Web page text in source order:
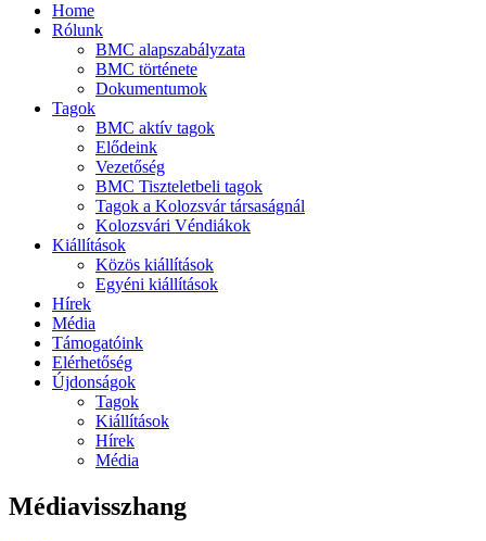
Home
Rólunk
BMC alapszabályzata
BMC története
Dokumentumok
Tagok
BMC aktív tagok
Elődeink
Vezetőség
BMC Tiszteletbeli tagok
Tagok a Kolozsvár társaságnál
Kolozsvári Véndiákok
Kiállítások
Közös kiállítások
Egyéni kiállítások
Hírek
Média
Támogatóink
Elérhetőség
Újdonságok
Tagok
Kiállítások
Hírek
Média
Médiavisszhang